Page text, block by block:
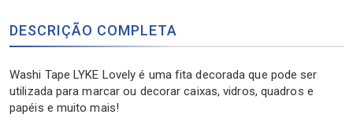
DESCRIÇÃO COMPLETA
Washi Tape LYKE Lovely é uma fita decorada que pode ser
utilizada para marcar ou decorar caixas, vidros, quadros e
papéis e muito mais!